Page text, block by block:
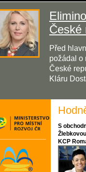
České
Před
požádal o
České
Kláru
S
KCP